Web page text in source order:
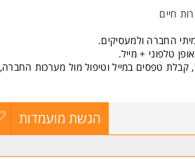
חיים
החברה ולמעסיקים.
טלפוני + מייל.
קבלת טפסים במייל וטיפול מול מערכות החברה,
חובה
הגשת מועמדות